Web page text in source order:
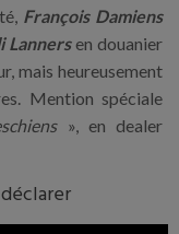
François Damiens
Lannersen douanier
mais heureusement
Mention spéciale
», en dealer